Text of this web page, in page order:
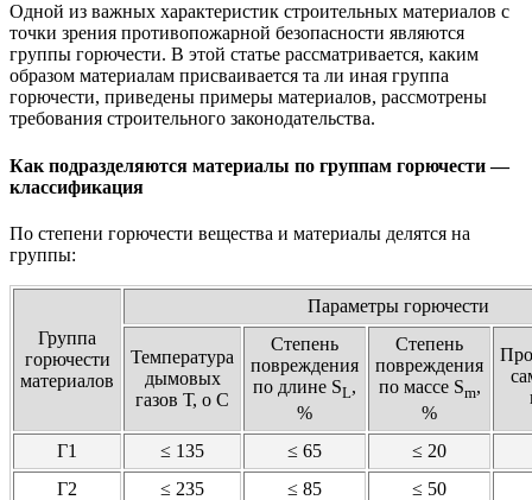
Одной из важных характеристик строительных материалов с
точки зрения противопожарной безопасности являются
группы горючести. В этой статье рассматривается, каким
образом материалам присваивается та ли иная группа
горючести, приведены примеры материалов, рассмотрены
требования строительного законодательства.
Как подразделяются материалы по группам горючести —
классификация
По степени горючести вещества и материалы делятся на
группы:
Группа
горючести
материалов
Параметры горючести
Температура
дымовых
газов Т, o С
Степень
повреждения
по длине SL,
%
Степень
повреждения
по массе Sm,
%
Г1 ≤ 135 ≤ 65
≤ 20
Г2
≤ 235 ≤ 85
≤ 50